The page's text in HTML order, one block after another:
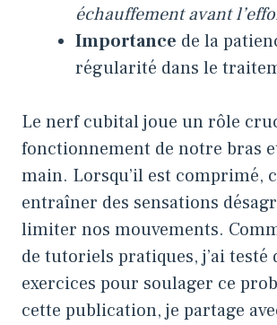
échauffement avant
Importance de la
régularité dans le
Le nerf cubital joue un rôle
fonctionnement de notre bras
main. Lorsqu’il est comprimé,
entraîner des sensations
limiter nos mouvements.
de tutoriels pratiques, j’ai testé
exercices pour soulager ce
cette publication, je partage